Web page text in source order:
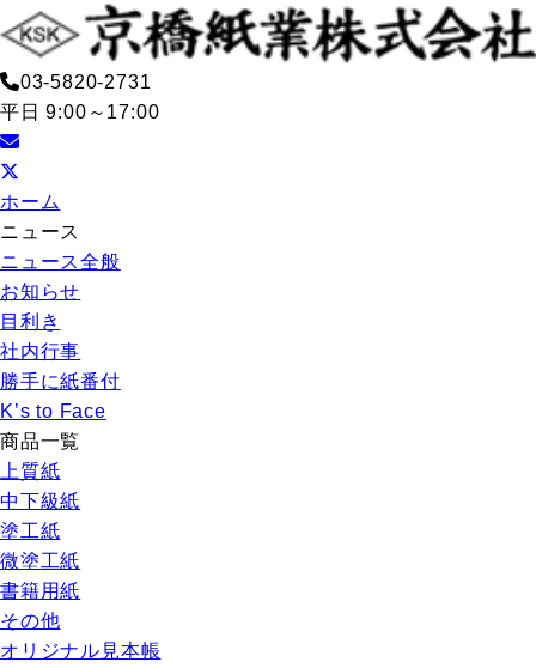
03-5820-2731
平日 9:00～17:00
ホーム
ニュース
ニュース全般
お知らせ
目利き
社内行事
勝手に紙番付
K’s to Face
商品一覧
上質紙
中下級紙
塗工紙
微塗工紙
書籍用紙
その他
オリジナル見本帳